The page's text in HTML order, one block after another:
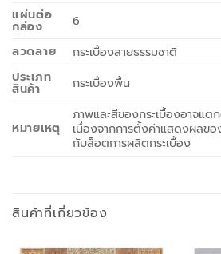
แผ่นต่อ
กล่อง
6
ลวดลาย
กระเบื้องลายธรรมชาติ
ประเภท
สินค้า กระเบื้องพื้น
หมายเหตุ
ภาพและสีของกระเบื้องอาจแต
เนื่องจากการตั้งค่าแสดงผลข
กับล็อตการผลิตกระเบื้อง
สินค้าที่เกี่ยวข้อง